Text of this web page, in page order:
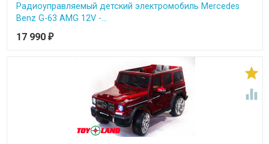
Радиоуправляемый детский электромобиль Mercedes
Benz G-63 AMG 12V -...
17 990 ₽

